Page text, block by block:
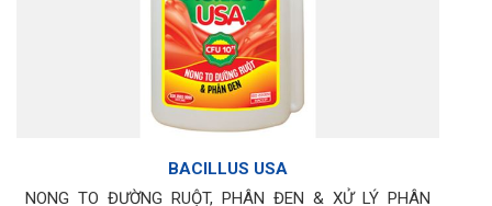
BACILLUS USA
NONG TO ĐƯỜNG RUỘT, PHÂN ĐEN & XỬ LÝ PHÂN